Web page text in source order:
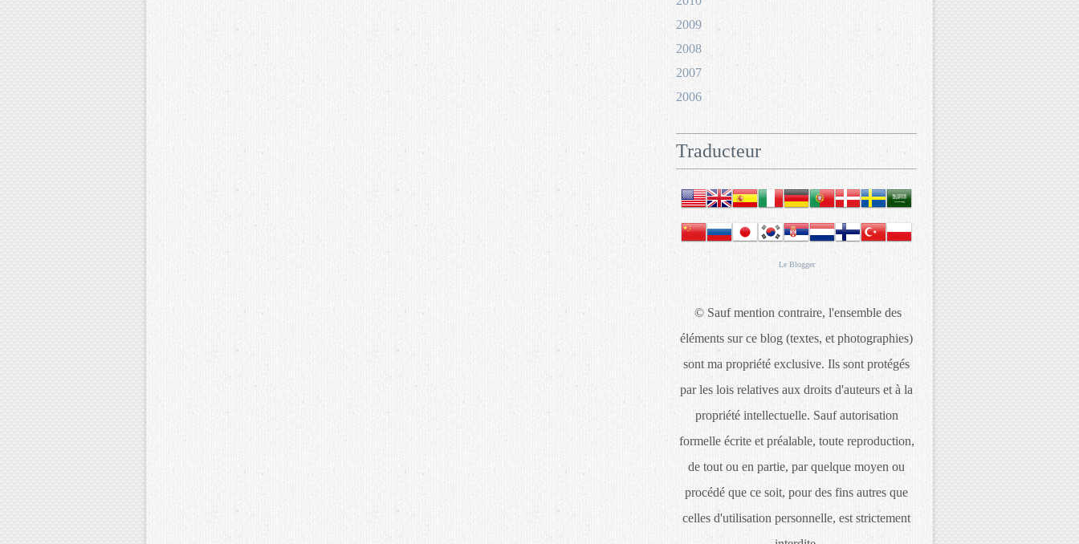
2009
2008
2007
2006
Traducteur
Le Blogger
© Sauf mention contraire, l'ensemble des
éléments sur ce blog (textes, et photographies)
sont ma propriété exclusive. Ils sont protégés
par les lois relatives aux droits d'auteurs et à la
propriété intellectuelle. Sauf autorisation
formelle écrite et préalable, toute reproduction,
de tout ou en partie, par quelque moyen ou
procédé que ce soit, pour des fins autres que
celles d'utilisation personnelle, est strictement